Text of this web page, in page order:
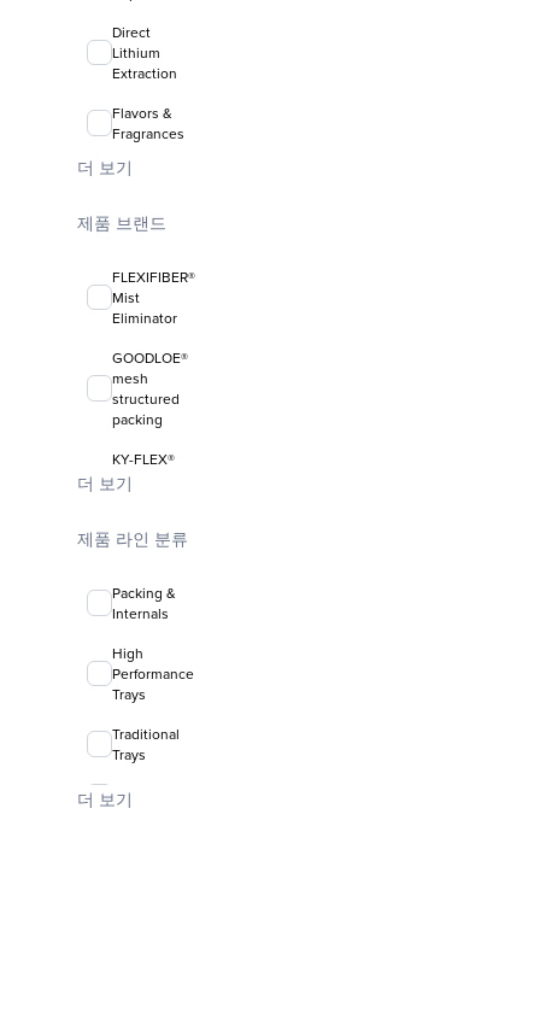
Direct
Lithium
Extraction
Flavors &
Fragrances
더 보기
제품 브랜드
FLEXIFIBER®
Mist
Eliminator
GOODLOE®
mesh
structured
packing
KY-FLEX®
liquid-liquid
packing
더 보기
제품 라인 분류
Packing &
Internals
High
Performance
Trays
Traditional
Trays
Valve Trays
더 보기